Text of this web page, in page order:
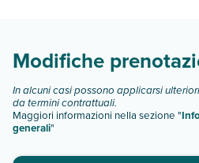
Modifiche
In alcuni casi possono applicarsi
da termini contrattuali.
Maggiori informazioni nella sezione "
generali"